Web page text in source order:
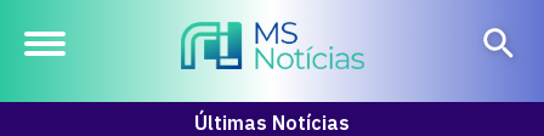
Últimas Notícias